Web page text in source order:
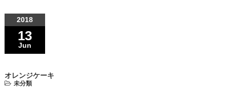
2018
13
Jun
オレンジケーキ
未分類